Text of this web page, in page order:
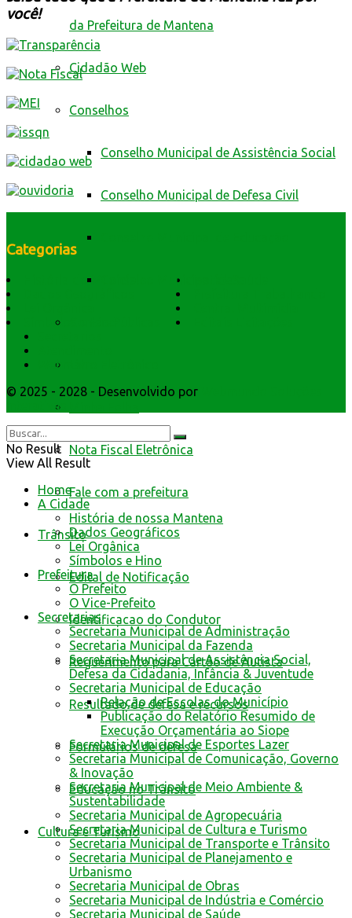
da Prefeitura de Mantena
Cidadão Web
Conselhos
Conselho Municipal de Assistência Social
Conselho Municipal de Defesa Civil
Conselho Municipal de Saúde
Nota Fiscal Eletrônica
Fale com a prefeitura
Trânsito
Edital de Notificação
Identificacao do Condutor
Requerimento para Cartão de Autista
Resultado de defesa e recursos
Formulários de defesa
Educação no Trânsito
Cultura e Turismo
você!
Categorias
História do Município
Símbolos e Hino
Webmail
© 2025 - 2028 - Desenvolvido por
Interativas
No Result
View All Result
Home
A Cidade
História de nossa Mantena
Dados Geográficos
Lei Orgânica
Símbolos e Hino
Prefeitura
O Prefeito
O Vice-Prefeito
Secretarias
Secretaria Municipal de Administração
Secretaria Municipal da Fazenda
Secretaria Municipal de Assistência Social,
Defesa da Cidadania, Infância & Juventude
Secretaria Municipal de Educação
Relação de Escolas do Município
Publicação do Relatório Resumido de
Execução Orçamentária ao Siope
Secretaria Municipal de Esportes Lazer
Secretaria Municipal de Comunicação, Governo
& Inovação
Secretaria Municipal de Meio Ambiente &
Sustentabilidade
Secretaria Municipal de Agropecuária
Secretaria Municipal de Cultura e Turismo
Secretaria Municipal de Transporte e Trânsito
Secretaria Municipal de Planejamento e
Urbanismo
Secretaria Municipal de Obras
Secretaria Municipal de Indústria e Comércio
Secretaria Municipal de Saúde